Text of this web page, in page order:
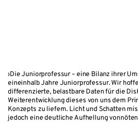
›Die Juniorprofessur – eine Bilanz ihrer
eineinhalb Jahre Juniorprofessur. Wir
differenzierte, belastbare Daten für die
Weiterentwicklung dieses von uns dem
Konzepts zu liefern. Licht und Schatten
jedoch eine deutliche Aufhellung